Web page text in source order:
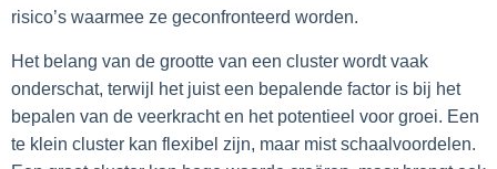
risico’s waarmee ze geconfronteerd worden.
Het belang van de grootte van een cluster wordt vaak
onderschat, terwijl het juist een bepalende factor is bij het
bepalen van de veerkracht en het potentieel voor groei. Een
te klein cluster kan flexibel zijn, maar mist schaalvoordelen.